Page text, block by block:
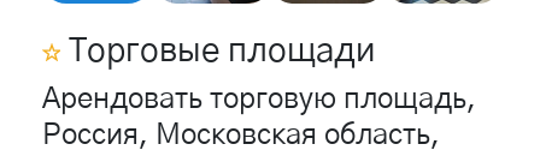
Торговые площади
Арендовать торговую площадь,
Россия, Московская область,